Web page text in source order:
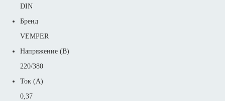
DIN
Бренд
VEMPER
Напряжение (В)
220/380
Ток (А)
0,37